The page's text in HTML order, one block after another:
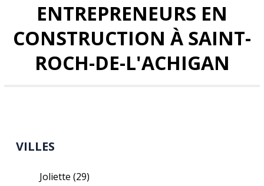
ENTREPRENEURS EN
CONSTRUCTION À SAINT-
ROCH-DE-L'ACHIGAN
VILLES
Joliette(29)